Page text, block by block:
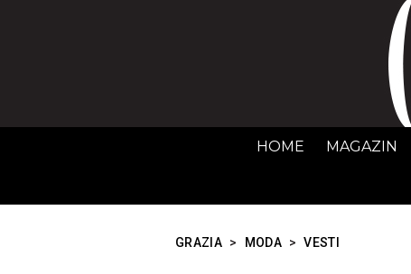
HOME MAGAZIN
GRAZIA > MODA > VESTI